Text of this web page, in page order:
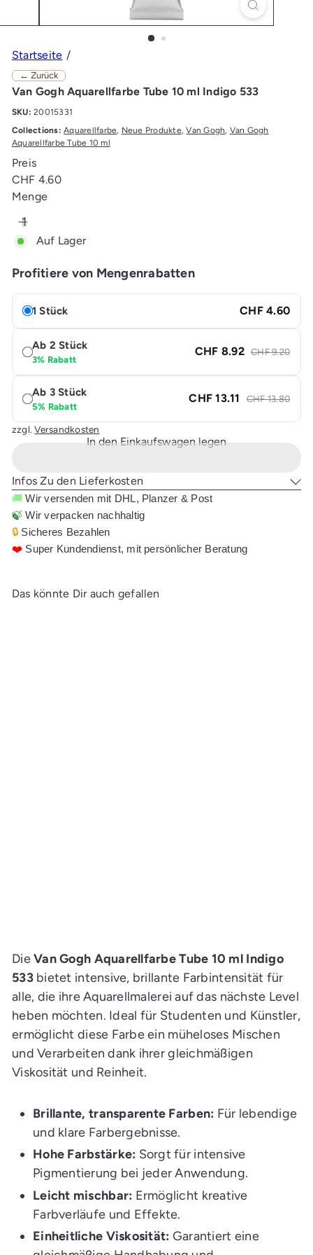
Startseite
← Zurück
Van Gogh Aquarellfarbe Tube 10 ml Indigo 533
SKU: 20015331
Collections: Aquarellfarbe, Neue Produkte,Van Gogh, Van Gogh
Aquarellfarbe Tube 10 ml
Preis
Normaler
Preis
CHF 4.60
Menge
Auf Lager
Profitiere von Mengenrabatten
1 Stück CHF 4.60
Ab 2 Stück
3% Rabatt
CHF 8.92 CHF 9.20
Ab 3 Stück
5% Rabatt
CHF 13.11 CHF 13.80
zzgl.Versandkosten
In den Einkaufswagen legen
Infos Zu den Lieferkosten
🚚 Wir versenden mit DHL, Planzer & Post
🍃 Wir verpacken nachhaltig
🔒 Sicheres Bezahlen
❤️ Super Kundendienst, mit persönlicher Beratung
Das könnte Dir auch gefallen
n
k
a
u
s
a
e
e
n
DieVan Gogh Aquarellfarbe Tube 10 ml Indigo
533bietet intensive, brillante Farbintensität für
alle, die ihre Aquarellmalerei auf das nächste Level
heben möchten. Ideal für Studenten und Künstler,
ermöglicht diese Farbe ein müheloses Mischen
und Verarbeiten dank ihrer gleichmäßigen
Viskosität und Reinheit.
Brillante, transparente Farben: Für lebendige
und klare Farbergebnisse.
Hohe Farbstärke: Sorgt für intensive
Pigmentierung bei jeder Anwendung.
Leicht mischbar: Ermöglicht kreative
Farbverläufe und Effekte.
Einheitliche Viskosität: Garantiert eine